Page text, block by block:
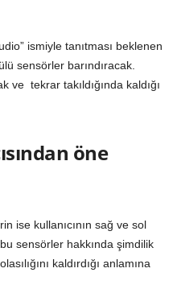
ismiyle tanıtması beklenen
sensörler barındıracak.
ve tekrar takıldığında kaldığı
öne
ise kullanıcının sağ ve sol
sensörler hakkında şimdilik
kaldırdığı anlamına